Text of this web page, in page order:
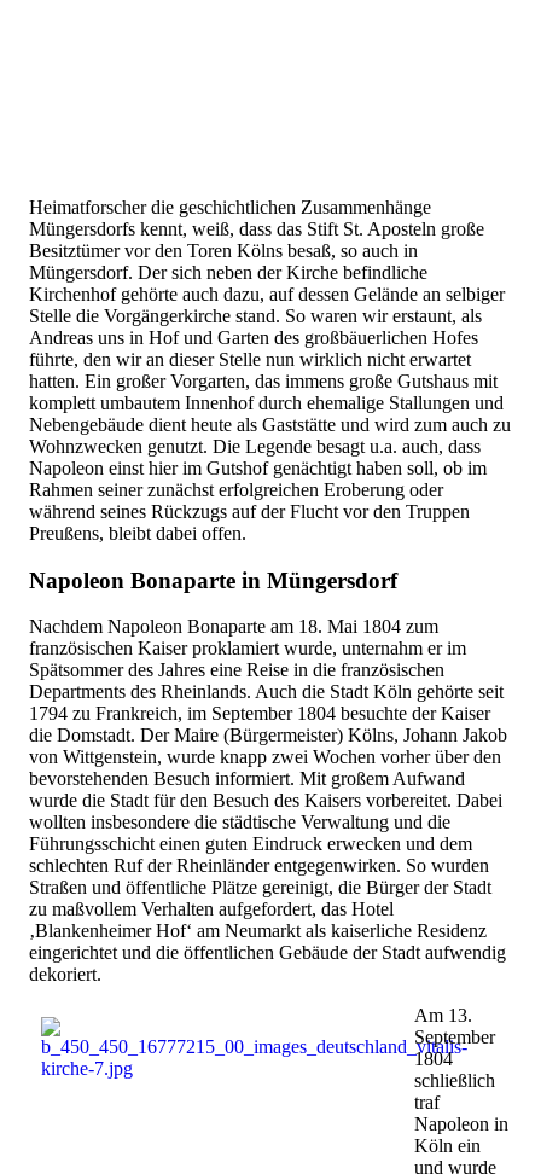
Heimatforscher die geschichtlichen Zusammenhänge
Müngersdorfs kennt, weiß, dass das Stift St. Aposteln große
Besitztümer vor den Toren Kölns besaß, so auch in
Müngersdorf. Der sich neben der Kirche befindliche
Kirchenhof gehörte auch dazu, auf dessen Gelände an selbiger
Stelle die Vorgängerkirche stand. So waren wir erstaunt, als
Andreas uns in Hof und Garten des großbäuerlichen Hofes
führte, den wir an dieser Stelle nun wirklich nicht erwartet
hatten. Ein großer Vorgarten, das immens große Gutshaus mit
komplett umbautem Innenhof durch ehemalige Stallungen und
Nebengebäude dient heute als Gaststätte und wird zum auch zu
Wohnzwecken genutzt. Die Legende besagt u.a. auch, dass
Napoleon einst hier im Gutshof genächtigt haben soll, ob im
Rahmen seiner zunächst erfolgreichen Eroberung oder
während seines Rückzugs auf der Flucht vor den Truppen
Preußens, bleibt dabei offen.
Napoleon Bonaparte in Müngersdorf
Nachdem Napoleon Bonaparte am 18. Mai 1804 zum
französischen Kaiser proklamiert wurde, unternahm er im
Spätsommer des Jahres eine Reise in die französischen
Departments des Rheinlands. Auch die Stadt Köln gehörte seit
1794 zu Frankreich, im September 1804 besuchte der Kaiser
die Domstadt. Der Maire (Bürgermeister) Kölns, Johann Jakob
von Wittgenstein, wurde knapp zwei Wochen vorher über den
bevorstehenden Besuch informiert. Mit großem Aufwand
wurde die Stadt für den Besuch des Kaisers vorbereitet. Dabei
wollten insbesondere die städtische Verwaltung und die
Führungsschicht einen guten Eindruck erwecken und dem
schlechten Ruf der Rheinländer entgegenwirken. So wurden
Straßen und öffentliche Plätze gereinigt, die Bürger der Stadt
zu maßvollem Verhalten aufgefordert, das Hotel
‚Blankenheimer Hof‘ am Neumarkt als kaiserliche Residenz
eingerichtet und die öffentlichen Gebäude der Stadt aufwendig
dekoriert.
Am 13.
September
1804
schließlich
traf
Napoleon in
Köln ein
und wurde